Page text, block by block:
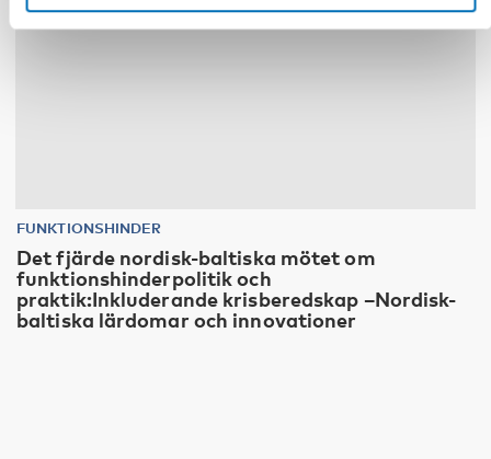
FUNKTIONSHINDER
Det fjärde nordisk-baltiska mötet om
funktionshinderpolitik och
praktik:Inkluderande krisberedskap –Nordisk-
baltiska lärdomar och innovationer